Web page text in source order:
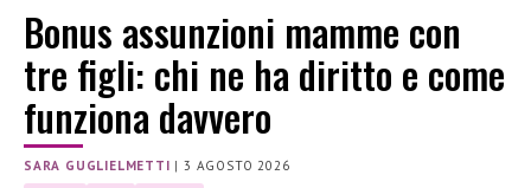
Bonus assunzioni mamme con
tre figli: chi ne ha diritto e come
funziona davvero
SARA GUGLIELMETTI |3 AGOSTO 2026